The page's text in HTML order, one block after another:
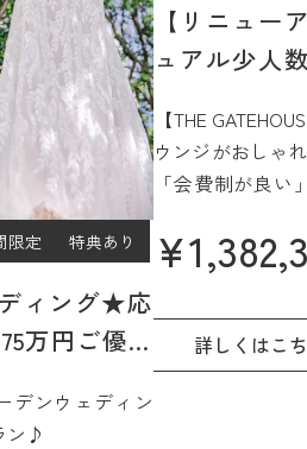
限定 特典あり
ィング★応
万円ご優待
デンウェディン
ン♪
【リニュ
ュアル少人
【THE
ウンジがおしゃ
「会費制が良
過ごしたい」
そんなご希望
15階、名古屋を
間で実現☆
さらに魅力的に
¥
詳しくはこ